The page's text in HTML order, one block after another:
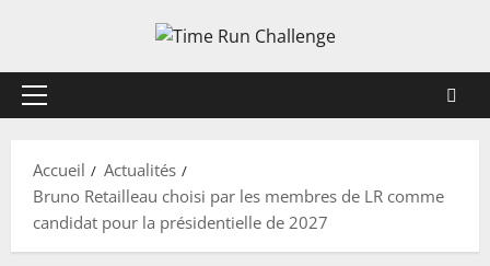
contenu
Menu
Accueil
Actualités
Bruno Retailleau choisi par les membres de LR comme
candidat pour la présidentielle de 2027